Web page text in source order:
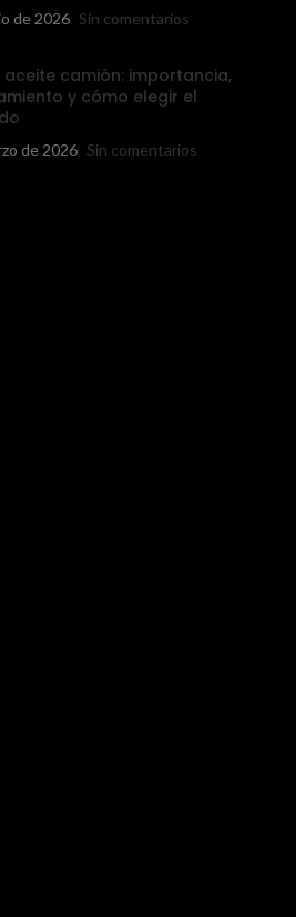
de 2026 Sin comentarios
aceite camión: importancia,
y cómo elegir el
de 2026 Sin comentarios